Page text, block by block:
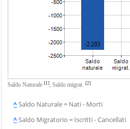
Saldo Naturale [1], Saldo migrat. [2]
^Saldo Naturale = Nati - Morti
^Saldo Migratorio = Iscritti - Cancellati